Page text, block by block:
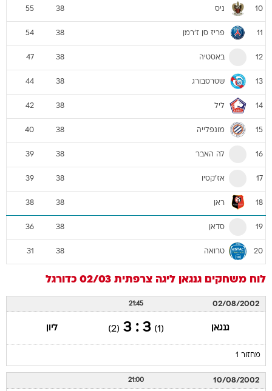
10 ניס 38
55
11 פריז סן ז'רמן 38
54
12 באסטיה 38
47
13 שטרסבורג 38
44
14 ליל 38
42
15 מונפלייה 38
40
16 לה האבר 38
39
17 אז'קסיו 38
39
18 ראן 38
38
19 סדאן 38
36
20 טרואה 38
31
לוח משחקים גנגאן ליגה צרפתית 02/03 כדורגל
02/08/2002
21:45
גנגאן (1)
3 : 3
(2) ליון
מחזור 1
10/08/2002
21:00